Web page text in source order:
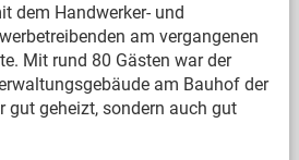
dem Handwerker- und
am vergangenen
Mit rund 80 Gästen war der
am Bauhof der
gut geheizt, sondern auch gut